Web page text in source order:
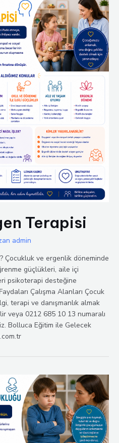
Terapisi
admin
Çocukluk ve ergenlik döneminde
güçlükleri, aile içi
psikoterapi desteğine
Çalışma Alanları Çocuk
terapi ve danışmanlık almak
veya 0212 685 10 13 numaralı
Bolluca Eğitim ile Gelecek